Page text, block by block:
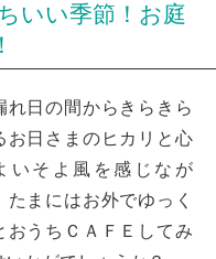
いい季節！お庭
れ日の間からきらきら
お日さまのヒカリと心
いそよ風を感じなが
たまにはお外でゆっく
おうちＣＡＦＥしてみ